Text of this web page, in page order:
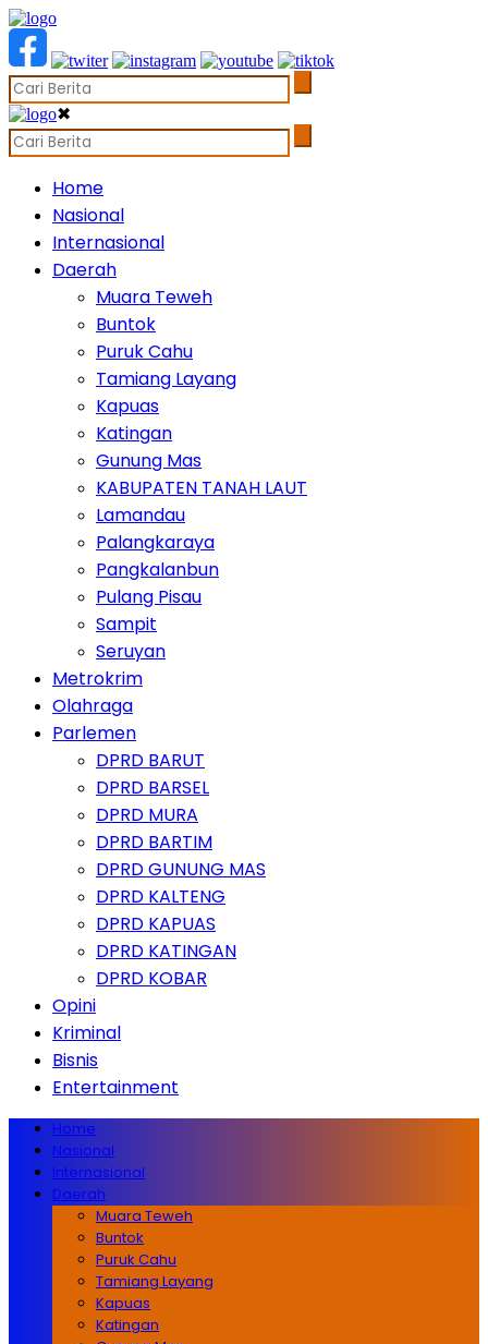
✖
Home
Nasional
Internasional
Daerah
Muara Teweh
Buntok
Puruk Cahu
Tamiang Layang
Kapuas
Katingan
Gunung Mas
KABUPATEN TANAH LAUT
Lamandau
Palangkaraya
Pangkalanbun
Pulang Pisau
Sampit
Seruyan
Metrokrim
Olahraga
Parlemen
DPRD BARUT
DPRD BARSEL
DPRD MURA
DPRD BARTIM
DPRD GUNUNG MAS
DPRD KALTENG
DPRD KAPUAS
DPRD KATINGAN
DPRD KOBAR
Opini
Kriminal
Bisnis
Entertainment
Home
Nasional
Internasional
Daerah
Muara Teweh
Buntok
Puruk Cahu
Tamiang Layang
Kapuas
Katingan